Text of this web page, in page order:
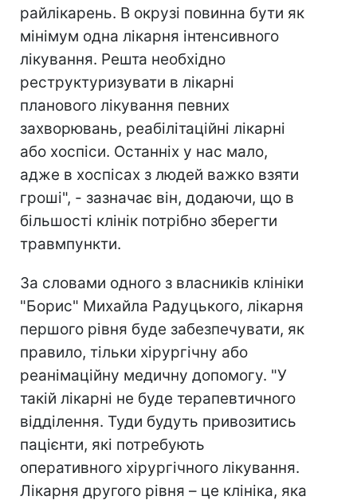
райлікарень. В окрузі повинна бути як
мінімум одна лікарня інтенсивного
лікування. Решта необхідно
реструктуризувати в лікарні
планового лікування певних
захворювань, реабілітаційні лікарні
або хоспіси. Останніх у нас мало,
адже в хоспісах з людей важко взяти
гроші", - зазначає він, додаючи, що в
більшості клінік потрібно зберегти
травмпункти.
За словами одного з власників клініки
"Борис" Михайла Радуцького, лікарня
першого рівня буде забезпечувати, як
правило, тільки хірургічну або
реанімаційну медичну допомогу. "У
такій лікарні не буде терапевтичного
відділення. Туди будуть привозитись
пацієнти, які потребують
оперативного хірургічного лікування.
Лікарня другого рівня – це клініка, яка